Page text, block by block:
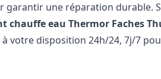
garantir une réparation durable.
chauffe eau Thermor Faches
votre disposition 24h/24, 7j/7